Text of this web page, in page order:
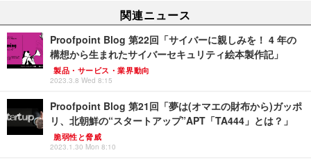
関連ニュース
Proofpoint Blog 第22回「サイバーに親しみを！ 4 年の
構想から生まれたサイバーセキュリティ絵本製作記」
製品・サービス・業界動向
2023.3.8 Wed 8:15
Proofpoint Blog 第21回「夢は(オマエの財布から)ガッポ
リ、北朝鮮の“スタートアップ”APT「TA444」とは？」
脆弱性と脅威
2023.1.30 Mon 8:10